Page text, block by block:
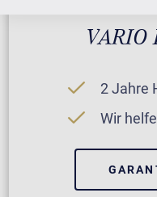
VARIO
2 Jahre
Wir